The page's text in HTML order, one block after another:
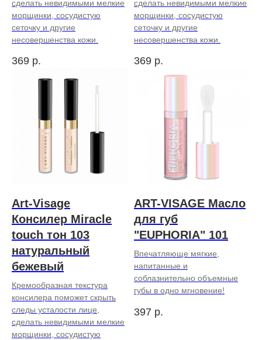
сделать невидимыми мелкие
морщинки, сосудистую
сеточку и другие
несовершенства кожи.
369 р.
сделать невидимыми мелкие
морщинки, сосудистую
сеточку и другие
несовершенства кожи.
369 р.
Art-Visage
Консилер Miracle
touch тон 103
натуральный
бежевый
Кремообразная текстура
консилера поможет скрыть
следы усталости лице,
сделать невидимыми мелкие
морщинки, сосудистую
ART-VISAGE Масло
для губ
"EUPHORIA" 101
Впечатляюще мягкие,
напитанные и
соблазнительно объемные
губы в одно мгновение!
397 р.